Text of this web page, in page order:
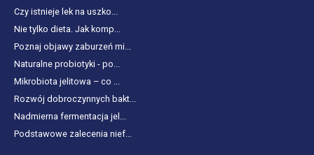
Czy istnieje lek na uszko...
Nie tylko dieta. Jak komp...
Poznaj objawy zaburzeń mi...
Naturalne probiotyki - po...
Mikrobiota jelitowa – co ...
Rozwój dobroczynnych bakt...
Nadmierna fermentacja jel...
Podstawowe zalecenia nief...